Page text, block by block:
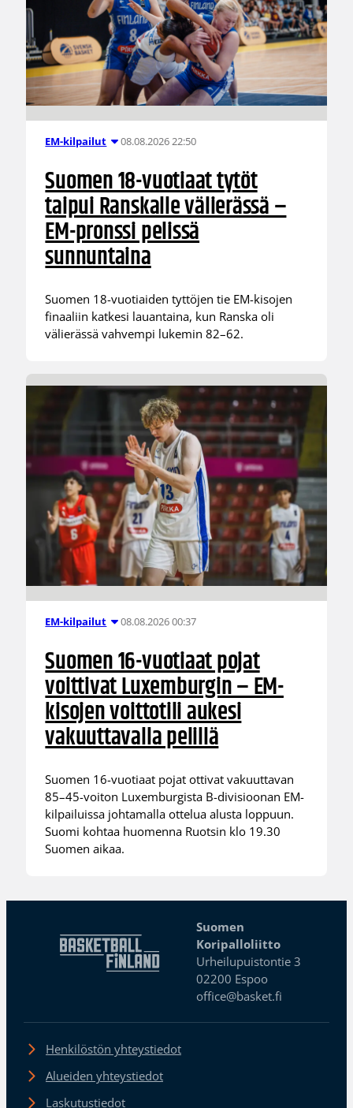
EM-kilpailut 08.08.2026 22:50
Suomen 18-vuotiaat tytöt
taipui Ranskalle välierässä –
EM-pronssi pelissä
sunnuntaina
Suomen 18-vuotiaiden tyttöjen tie EM-kisojen
finaaliin katkesi lauantaina, kun Ranska oli
välierässä vahvempi lukemin 82–62.
EM-kilpailut 08.08.2026 00:37
Suomen 16-vuotiaat pojat
voittivat Luxemburgin – EM-
kisojen voittotili aukesi
vakuuttavalla pelillä
Suomen 16-vuotiaat pojat ottivat vakuuttavan
85–45-voiton Luxemburgista B-divisioonan EM-
kilpailuissa johtamalla ottelua alusta loppuun.
Suomi kohtaa huomenna Ruotsin klo 19.30
Suomen aikaa.
Suomen
Koripalloliitto
Urheilupuistontie 3
02200 Espoo
office@basket.fi
Henkilöstön yhteystiedot
Alueiden yhteystiedot
Laskutustiedot